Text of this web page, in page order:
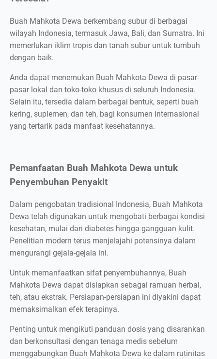
Buah Mahkota Dewa berkembang subur di berbagai
wilayah Indonesia, termasuk Jawa, Bali, dan Sumatra. Ini
memerlukan iklim tropis dan tanah subur untuk tumbuh
dengan baik.
Anda dapat menemukan Buah Mahkota Dewa di pasar-
pasar lokal dan toko-toko khusus di seluruh Indonesia.
Selain itu, tersedia dalam berbagai bentuk, seperti buah
kering, suplemen, dan teh, bagi konsumen internasional
yang tertarik pada manfaat kesehatannya.
Pemanfaatan Buah Mahkota Dewa untuk
Penyembuhan Penyakit
Dalam pengobatan tradisional Indonesia, Buah Mahkota
Dewa telah digunakan untuk mengobati berbagai kondisi
kesehatan, mulai dari diabetes hingga gangguan kulit.
Penelitian modern terus menjelajahi potensinya dalam
mengurangi gejala-gejala ini.
Untuk memanfaatkan sifat penyembuhannya, Buah
Mahkota Dewa dapat disiapkan sebagai ramuan herbal,
teh, atau ekstrak. Persiapan-persiapan ini diyakini dapat
memaksimalkan efek terapinya.
Penting untuk mengikuti panduan dosis yang disarankan
dan berkonsultasi dengan tenaga medis sebelum
menggabungkan Buah Mahkota Dewa ke dalam rutinitas